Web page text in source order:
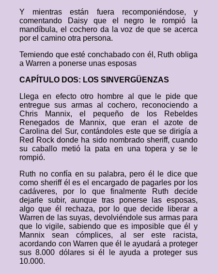
Y mientras están fuera recomponiéndose, y
comentando Daisy que el negro le rompió la
mandíbula, el cochero da la voz de que se acerca
por el camino otra persona.
Temiendo que esté conchabado con él, Ruth obliga
a Warren a ponerse unas esposas
CAPÍTULO DOS: LOS SINVERGÜENZAS
Llega en efecto otro hombre al que le pide que
entregue sus armas al cochero, reconociendo a
Chris Mannix, el pequeño de los Rebeldes
Renegados de Mannix, que eran el azote de
Carolina del Sur, contándoles este que se dirigía a
Red Rock donde ha sido nombrado sheriff, cuando
su caballo metió la pata en una topera y se le
rompió.
Ruth no confía en su palabra, pero él le dice que
como sheriff él es el encargado de pagarles por los
cadáveres, por lo que finalmente Ruth decide
dejarle subir, aunque tras ponerse las esposas,
algo que él rechaza, por lo que decide liberar a
Warren de las suyas, devolviéndole sus armas para
que lo vigile, sabiendo que es imposible que él y
Mannix sean cómplices, al ser este racista,
acordando con Warren que él le ayudará a proteger
sus 8.000 dólares si él le ayuda a proteger sus
10.000.